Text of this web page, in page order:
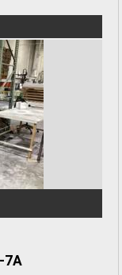
7A